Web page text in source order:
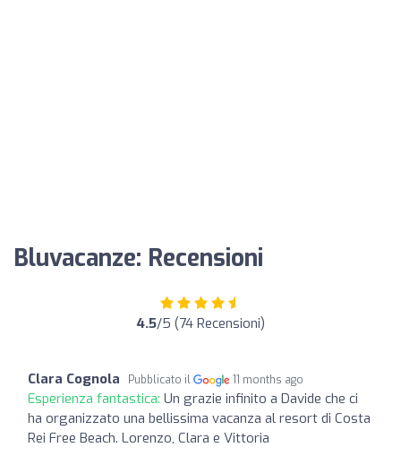
Bluvacanze: Recensioni
4.5/5 (74 Recensioni)
Clara Cognola Pubblicato il 11 months ago
Esperienza fantastica: Un grazie infinito a Davide che ci
ha organizzato una bellissima vacanza al resort di Costa
Rei Free Beach. Lorenzo, Clara e Vittoria